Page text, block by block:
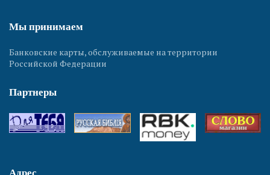
Мы принимаем
Банковские карты, обслуживаемые на территории
Российской Федерации
Партнеры
Адрес